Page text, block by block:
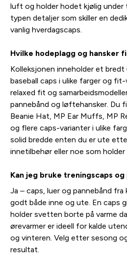
luft og holder hodet kjølig under
typen detaljer som skiller en
vanlig hverdagscaps.
Hvilke hodeplagg og hansker
Kolleksjonen inneholder et bredt
baseball caps i ulike farger og
relaxed fit og
pannebånd og løftehansker. Du
Beanie Hat, MP Ear Muffs, MP
og flere caps-varianter i ulike
solid bredde enten du er ute
innetilbehør eller noe som
Kan jeg bruke treningscaps
Ja – caps, luer og pannebånd
godt både inne og ute. En caps
holder svetten borte på varme
ørevarmer er ideell for kalde
og vinteren. Velg etter sesong
resultat.